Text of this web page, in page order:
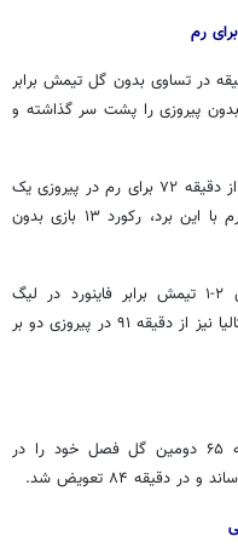
رم
کاپیتان اندونزیایی ونتزیا، ۹۰ دقیقه در تساوی بدون گل تیمش برابر
اکنون ۱۳ بازی متوالی بدون پیروزی را پشت سر گذاشته و
الدر شومورودوف، کاپیتان تیم ملی ازبکستان، از دقیقه ۷۲ برای رم در پیروزی یک
بر صفر تیمش برابر کالیاری وارد زمین شد. رم با این برد، رکورد ۱۳ بازی بدون
مهدی طارمی، مهاجم ایرانی اینتر، در پیروزی ۲-۱ تیمش برابر فاینورد در لیگ
قهرمانان اروپا ۹۰ دقیقه بازی کرد و در لیگ ایتالیا نیز از دقیقه ۹۱ در پیروزی دو بر
تاکوما آسونو، مهاجم ژاپنی مایورکا، در دقیقه ۶۵ دومین گل فصل خود را در